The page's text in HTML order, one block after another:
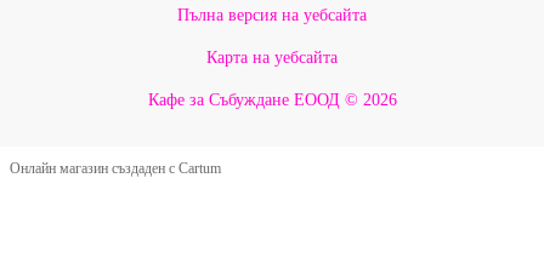
Пълна версия на уебсайта
Карта на уебсайта
Кафе за Събуждане ЕООД © 2026
Онлайн магазин създаден с Cartum